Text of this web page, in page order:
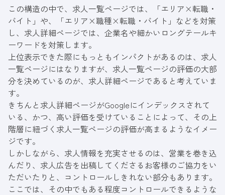
この構造の中で、求人一覧ページでは、「エリア×転職・
バイト」や、「エリア×職種×転職・バイト」などを対策
し、求人詳細ページでは、企業名や細かいロングテールキ
ーワードを対策します。
上位表示できた際にもっともインパクトがあるのは、求人
一覧ページにはなりますが、求人一覧ページの評価の大部
分を決めているのが、求人詳細ページであると考えていま
す。
きちんと求人詳細ページがGoogleにインデックスされて
いる、かつ、高い評価を受けていることによって、その上
階層に紐づく求人一覧ページの評価が高まるようなイメー
ジです。
しかしながら、求人情報を充実させるのは、営業を巻き込
んだり、求人広告を出稿してくださるお客様のご協力をい
ただいたりと、コントロールしきれない部分もあります。
ここでは、その中でもある程度コントロールできるような